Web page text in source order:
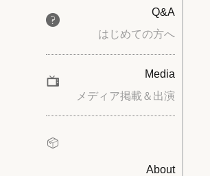
Q&A
はじめての方へ
Media
メディア掲載＆出演
About